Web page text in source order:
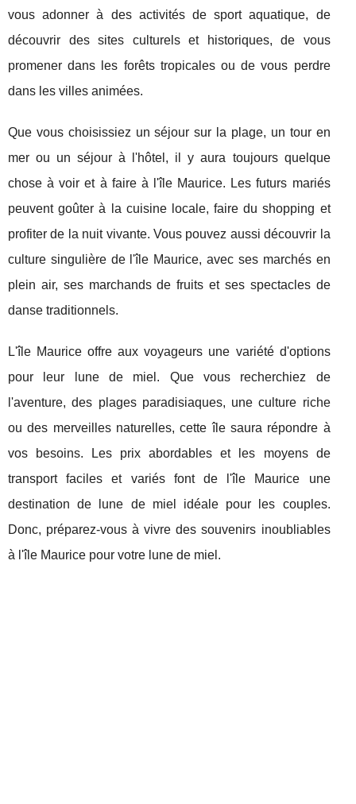
vous adonner à des activités de sport aquatique, de
découvrir des sites culturels et historiques, de vous
promener dans les forêts tropicales ou de vous perdre
dans les villes animées.
Que vous choisissiez un séjour sur la plage, un tour en
mer ou un séjour à l'hôtel, il y aura toujours quelque
chose à voir et à faire à l'île Maurice. Les futurs mariés
peuvent goûter à la cuisine locale, faire du shopping et
profiter de la nuit vivante. Vous pouvez aussi découvrir la
culture singulière de l'île Maurice, avec ses marchés en
plein air, ses marchands de fruits et ses spectacles de
danse traditionnels.
L'île Maurice offre aux voyageurs une variété d'options
pour leur lune de miel. Que vous recherchiez de
l'aventure, des plages paradisiaques, une culture riche
ou des merveilles naturelles, cette île saura répondre à
vos besoins. Les prix abordables et les moyens de
transport faciles et variés font de l'île Maurice une
destination de lune de miel idéale pour les couples.
Donc, préparez-vous à vivre des souvenirs inoubliables
à l'île Maurice pour votre lune de miel.